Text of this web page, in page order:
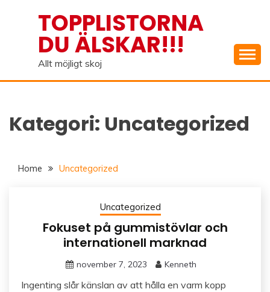
TOPPLISTORNA
DU ÄLSKAR!!!
Allt möjligt skoj
Kategori: Uncategorized
Home Uncategorized
Uncategorized
Fokuset på gummistövlar och
internationell marknad
november 7, 2023 Kenneth
Ingenting slår känslan av att hålla en varm kopp